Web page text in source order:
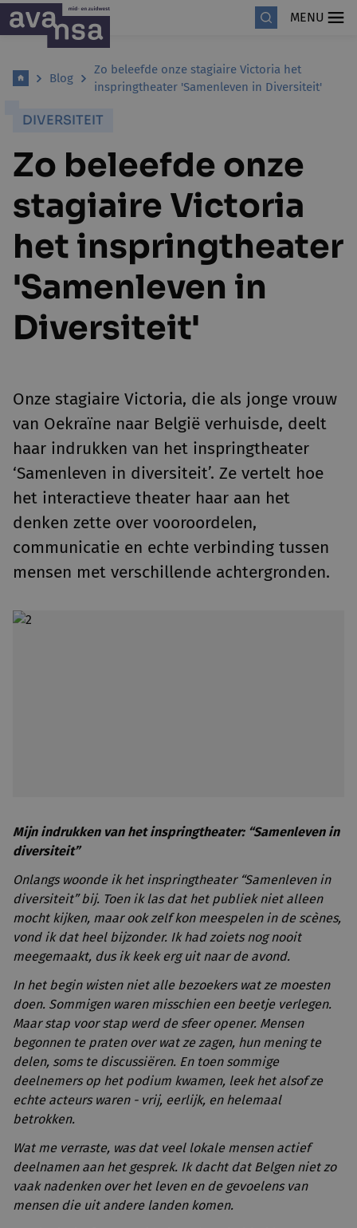
MENU
Blog
Zo beleefde onze stagiaire Victoria het
inspringtheater 'Samenleven in Diversiteit'
DIVERSITEIT
Zo beleefde onze
stagiaire Victoria
het inspringtheater
'Samenleven in
Diversiteit'
Onze stagiaire Victoria, die als jonge vrouw
van Oekraïne naar België verhuisde, deelt
haar indrukken van het inspringtheater
‘Samenleven in diversiteit’. Ze vertelt hoe
het interactieve theater haar aan het
denken zette over vooroordelen,
communicatie en echte verbinding tussen
mensen met verschillende achtergronden.
Mijn indrukken van het inspringtheater: “Samenleven in
diversiteit”
Onlangs woonde ik het inspringtheater “Samenleven in
diversiteit” bij. Toen ik las dat het publiek niet alleen
mocht kijken, maar ook zelf kon meespelen in de scènes,
vond ik dat heel bijzonder. Ik had zoiets nog nooit
meegemaakt, dus ik keek erg uit naar de avond.
In het begin wisten niet alle bezoekers wat ze moesten
doen. Sommigen waren misschien een beetje verlegen.
Maar stap voor stap werd de sfeer opener. Mensen
begonnen te praten over wat ze zagen, hun mening te
delen, soms te discussiëren. En toen sommige
deelnemers op het podium kwamen, leek het alsof ze
echte acteurs waren - vrij, eerlijk, en helemaal
betrokken.
Wat me verraste, was dat veel lokale mensen actief
deelnamen aan het gesprek. Ik dacht dat Belgen niet zo
vaak nadenken over het leven en de gevoelens van
mensen die uit andere landen komen.